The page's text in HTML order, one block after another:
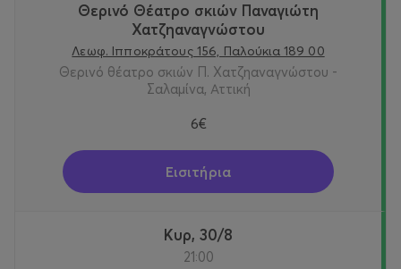
Θερινό Θέατρο σκιών Παναγιώτη
Χατζηαναγνώστου
Λεωφ. Ιπποκράτους 156, Παλούκια 189 00
Θερινό θέατρο σκιών Π. Χατζηαναγνώστου -
Σαλαμίνα, Αττική
6€
Εισιτήρια
Κυρ, 30/8
21:00